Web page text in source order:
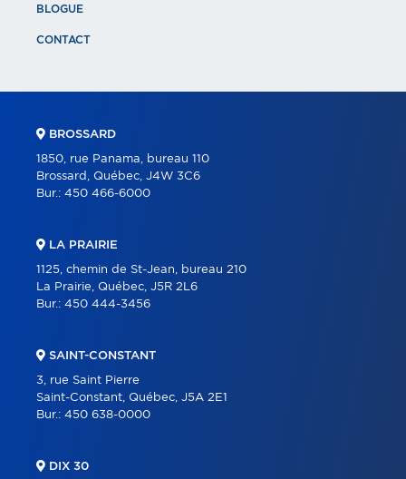
BLOGUE
CONTACT
BROSSARD
1850, rue Panama, bureau 110
Brossard, Québec, J4W 3C6
Bur.: 450 466-6000
LA PRAIRIE
1125, chemin de St-Jean, bureau 210
La Prairie, Québec, J5R 2L6
Bur.: 450 444-3456
SAINT-CONSTANT
3, rue Saint Pierre
Saint-Constant, Québec, J5A 2E1
Bur.: 450 638-0000
DIX 30